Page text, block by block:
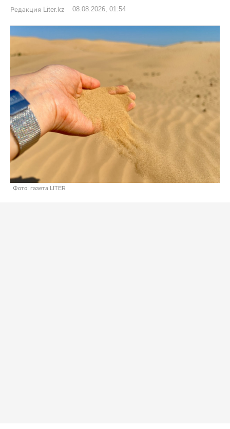
Редакция Liter.kz 08.08.2026, 01:54
Фото: газета LITER